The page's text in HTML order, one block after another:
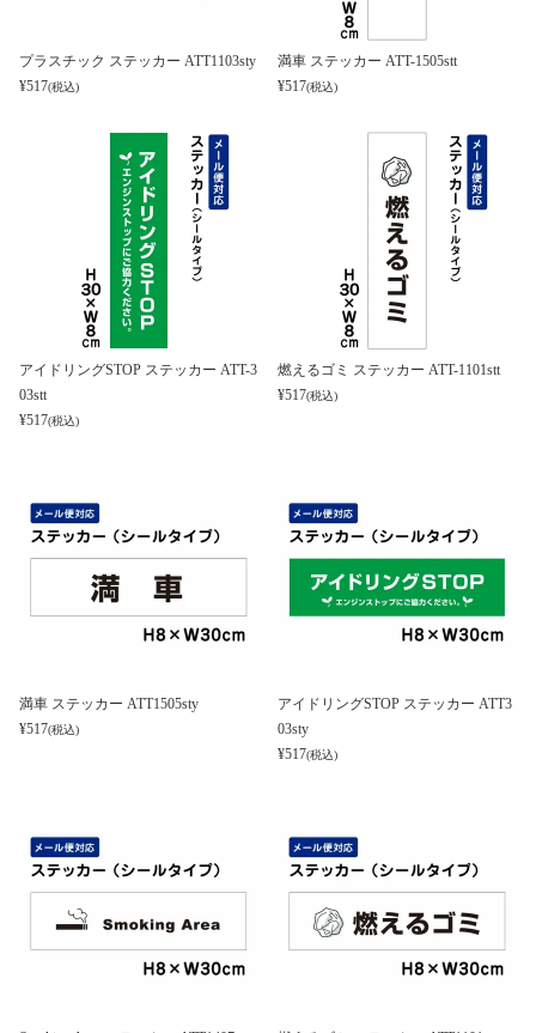
プラスチック ステッカー ATT1103sty
¥517(税込)
満車 ステッカー ATT-1505stt
¥517(税込)
アイドリングSTOP ステッカー ATT-3
03stt
¥517(税込)
燃えるゴミ ステッカー ATT-1101stt
¥517(税込)
満車 ステッカー ATT1505sty
¥517(税込)
アイドリングSTOP ステッカー ATT3
03sty
¥517(税込)